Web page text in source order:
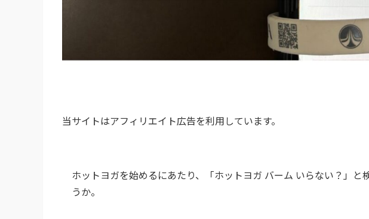
当サイトはアフィリエイト広告を利用しています。
ホットヨガを始めるにあたり、「ホットヨガ バーム いらない？」と
うか。